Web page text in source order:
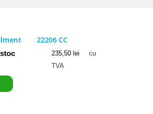
22206 CC
235,50 lei
cu
TVA